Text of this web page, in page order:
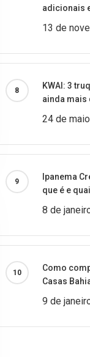
adicionais
13 de
KWAI: 3
ainda mais
24 de
Ipanema
que é e
8 de
Como
Casas
9 de